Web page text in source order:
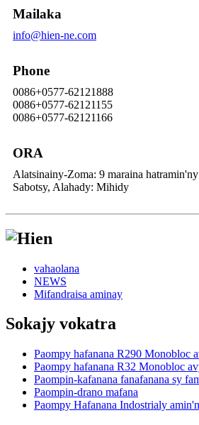
Mailaka
info@hien-ne.com
Phone
0086+0577-62121888
0086+0577-62121155
0086+0577-62121166
ORA
Alatsinainy-Zoma: 9 maraina
Sabotsy, Alahady: Mihidy
vahaolana
NEWS
Mifandraisa aminay
Sokajy vokatra
Paompy hafanana R290 Monobloc
Paompy hafanana R32 Monobloc
Paompin-kafanana fanafanana sy
Paompin-drano mafana
Paompy Hafanana Indostrialy